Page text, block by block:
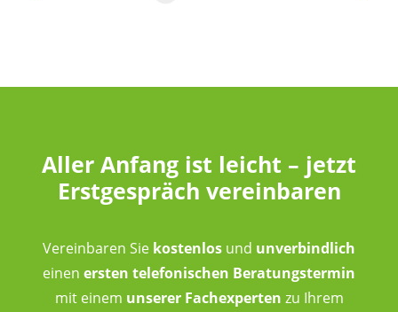
Aller Anfang ist leicht – jetzt
Erstgespräch vereinbaren
Vereinbaren Sie kostenlos und unverbindlich
einen ersten telefonischen Beratungstermin
mit einem unserer Fachexperten zu Ihrem